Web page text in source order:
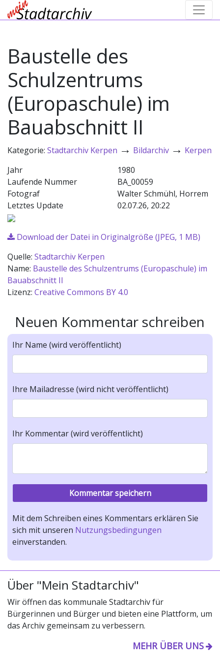
Baustelle des
Schulzentrums
(Europaschule) im
Bauabschnitt II
Kategorie: Stadtarchiv Kerpen → Bildarchiv → Kerpen
Jahr
1980
Laufende Nummer
BA_00059
Fotograf
Walter Schmühl, Horrem
Letztes Update
02.07.26, 20:22
Download der Datei in Originalgröße (JPEG, 1 MB)
Quelle: Stadtarchiv Kerpen
Name: Baustelle des Schulzentrums (Europaschule) im
Bauabschnitt II
Lizenz: Creative Commons BY 4.0
Neuen Kommentar schreiben
Ihr Name (wird veröffentlicht)
Ihre Mailadresse (wird nicht veröffentlicht)
Ihr Kommentar (wird veröffentlicht)
Mit dem Schreiben eines Kommentars erklären Sie
sich mit unseren Nutzungsbedingungen
einverstanden.
Über "Mein Stadtarchiv"
Wir öffnen das kommunale Stadtarchiv für
Bürgerinnen und Bürger und bieten eine Plattform, um
das Archiv gemeinsam zu verbessern.
MEHR ÜBER UNS